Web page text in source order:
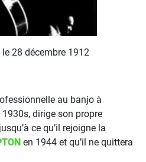
28 décembre 1912
au banjo à
dirige son propre
ce qu’il rejoigne la
en 1944 et qu’il ne quittera